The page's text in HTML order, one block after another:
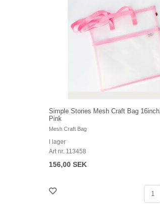
Simple Stories Mesh Craft Bag
Pink
Mesh Craft Bag
I lager
Art nr. 113458
156,00 SEK